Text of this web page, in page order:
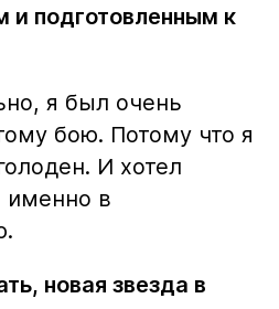
и подготовленным к
я был очень
бою. Потому что я
И хотел
именно в
новая звезда в